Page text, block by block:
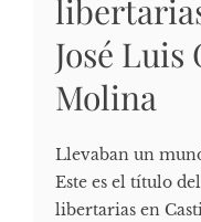
José
Molina
Llevaban un
Este es el título
libertarias en